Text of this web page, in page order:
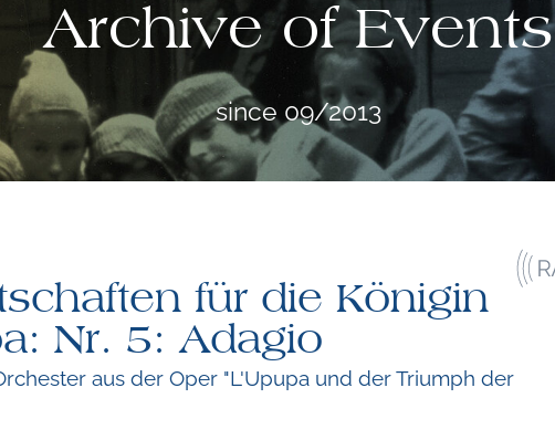
Archive of Events
since 09/2013
für die Königin
Nr. 5: Adagio
aus der Oper "L'Upupa und der Triumph der